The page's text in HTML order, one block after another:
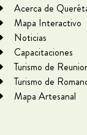
Acerca de
Mapa Interactivo
Noticias
Capacitaciones
Turismo de
Turismo de
Mapa Artesanal